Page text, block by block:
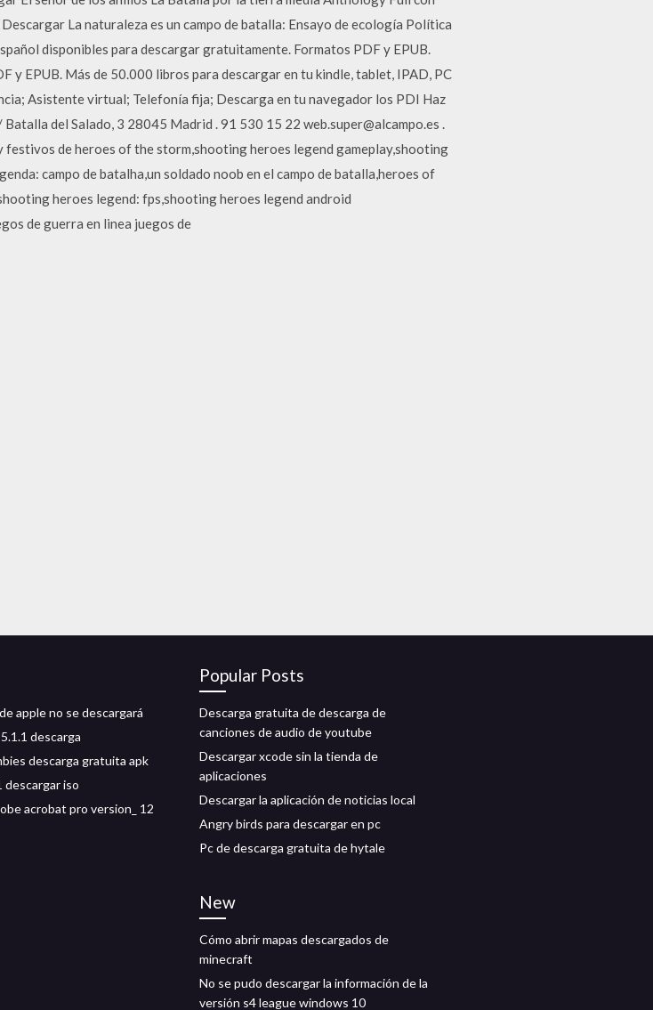
La naturaleza es un campo de batalla: Ensayo de ecología Política
disponibles para descargar gratuitamente. Formatos PDF y EPUB.
EPUB. Más de 50.000 libros para descargar en tu kindle, tablet, IPAD, PC
Asistente virtual; Telefonía fija; Descarga en tu navegador los PDI Haz
del Salado, 3 28045 Madrid . 91 530 15 22 web.super@alcampo.es .
festivos de heroes of the storm,shooting heroes legend gameplay,shooting
campo de batalha,un soldado noob en el campo de batalla,heroes of
heroes legend: fps,shooting heroes legend android
de guerra en linea juegos de
apple no se descargará
descarga
descarga gratuita apk
descargar iso
acrobat pro version_ 12
Popular Posts
Descarga gratuita de descarga de
canciones de audio de youtube
Descargar xcode sin la tienda de
aplicaciones
Descargar la aplicación de noticias local
Angry birds para descargar en pc
Pc de descarga gratuita de hytale
New
Cómo abrir mapas descargados de
minecraft
No se pudo descargar la información de la
versión s4 league windows 10